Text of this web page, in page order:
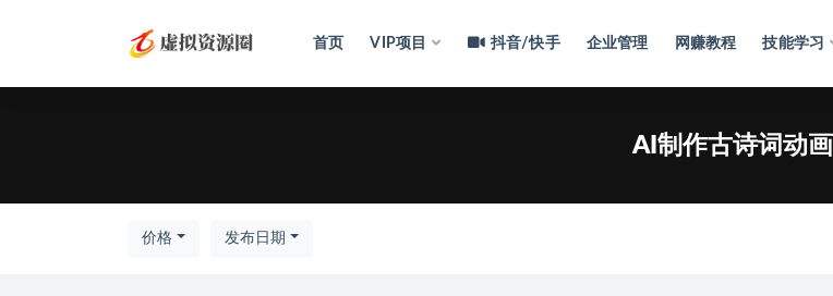
首页 VIP项目 抖音/快手 企业管理 网赚教程 技能学习
AI制作古诗词动画
价格 发布日期